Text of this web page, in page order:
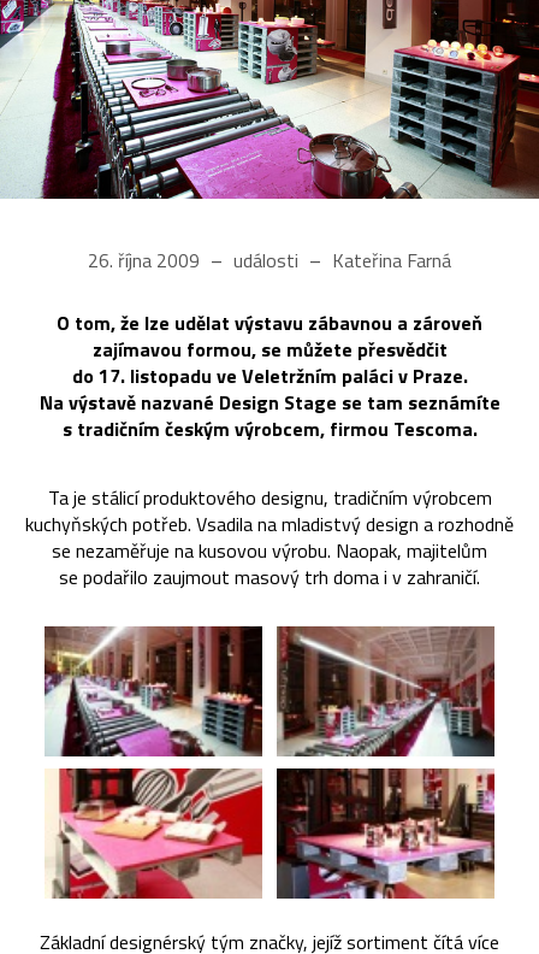
26. října 2009 události Kateřina Farná
O tom, že lze udělat výstavu zábavnou a zároveň
zajímavou formou, se můžete přesvědčit
do 17. listopadu ve Veletržním paláci v Praze.
Na výstavě nazvané Design Stage se tam seznámíte
s tradičním českým výrobcem, firmou Tescoma.
Ta je stálicí produktového designu, tradičním výrobcem
kuchyňských potřeb. Vsadila na mladistvý design a rozhodně
se nezaměřuje na kusovou výrobu. Naopak, majitelům
se podařilo zaujmout masový trh doma i v zahraničí.
Základní designérský tým značky, jejíž sortiment čítá více